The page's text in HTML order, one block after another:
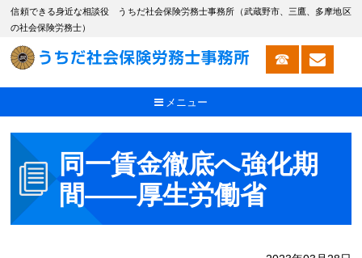
信頼できる身近な相談役 うちだ社会保険労務士事務所（武蔵野市、三鷹、多摩地区
の社会保険労務士）
メニュー
同一賃金徹底へ強化期
間――厚生労働省